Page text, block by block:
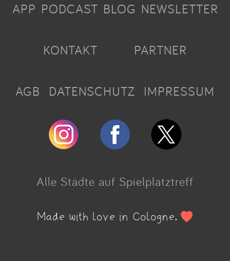
APP PODCAST BLOG NEWSLETTER
KONTAKT PARTNER
AGB DATENSCHUTZ IMPRESSUM
Alle Städte auf Spielplatztreff
Made with love in Cologne.